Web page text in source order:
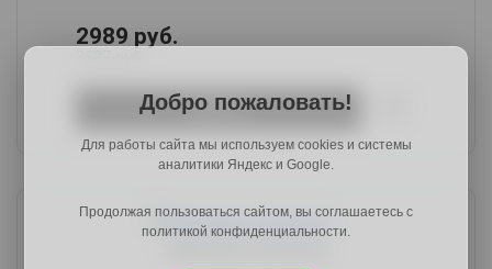
2989 руб.
Купить
Добро пожаловать!
Для работы сайта мы используем cookies и системы
аналитики Яндекс и Google.
Продолжая пользоваться сайтом, вы соглашаетесь с
политикой конфиденциальности.